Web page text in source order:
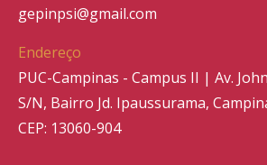
gepinpsi@gmail.com
Endereço
PUC-Campinas - Campus II | Av.
S/N, Bairro Jd. Ipaussurama,
CEP: 13060-904